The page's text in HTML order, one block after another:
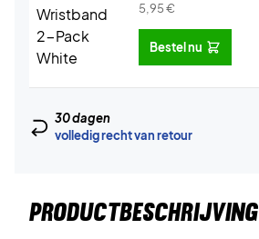
5,95€
Bestel nu
30 dagen
volledig recht van retour
PRODUCTBESCHRIJVING